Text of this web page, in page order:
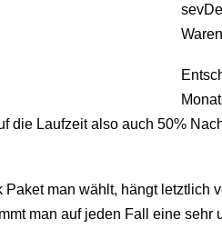
die Laufzeit also auch 50%
Paket man wählt, hängt letztlich
man auf jeden Fall eine sehr